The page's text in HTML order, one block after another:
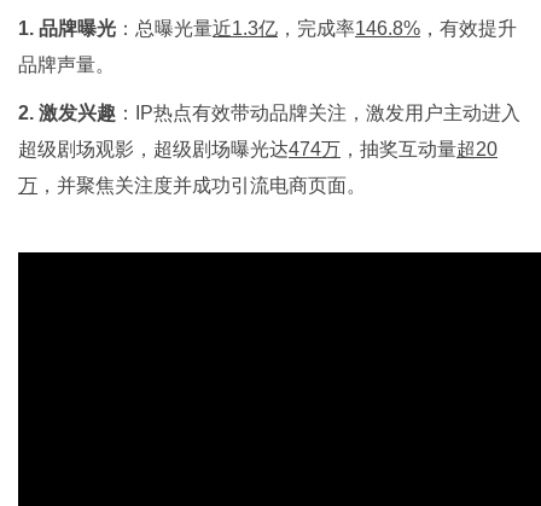
1. 品牌曝光 ：总曝光量近1.3亿 ，完成率146.8% ，有效提升
品牌声量。
2. 激发兴趣 ：IP热点有效带动品牌关注，激发用户主动进入
超级剧场观影，超级剧场曝光达474万 ，抽奖互动量超20
万 ，并聚焦关注度并成功引流电商页面。